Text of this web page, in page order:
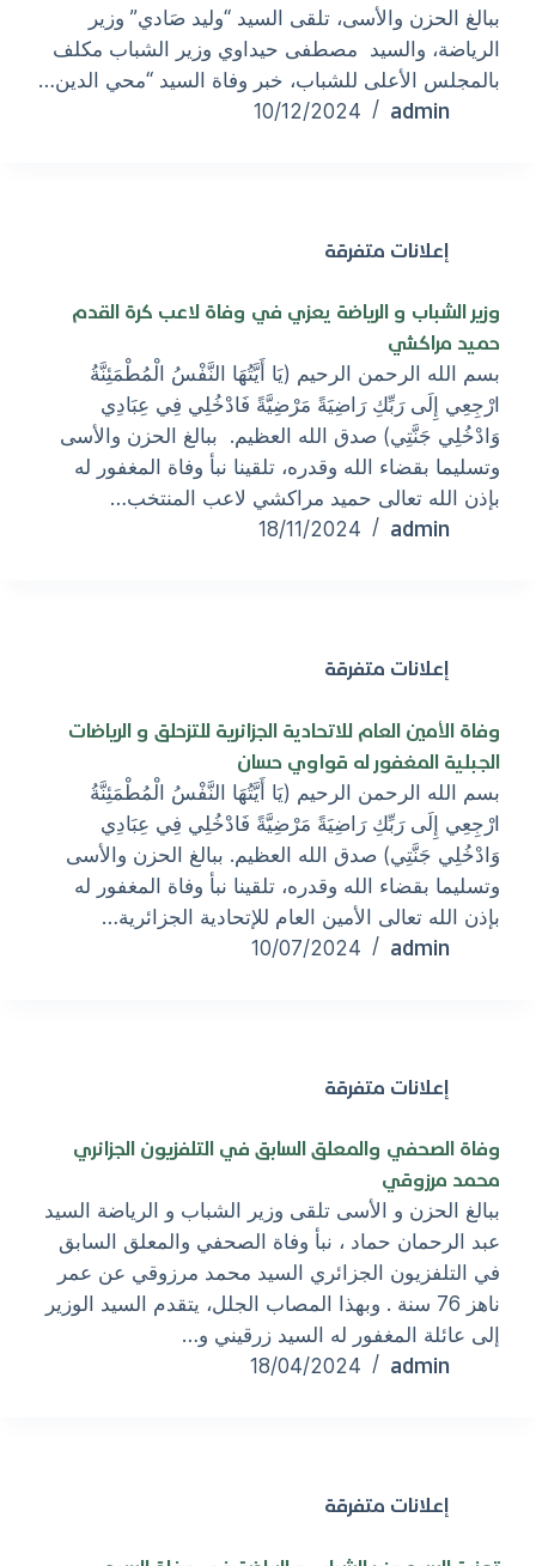
ببالغ الحزن والأسى، تلقى السيد “وليد صَادي” وزير
الرياضة، والسيد مصطفى حيداوي وزير الشباب مكلف
بالمجلس الأعلى للشباب، خبر وفاة السيد “محي الدين…
admin
10/12/2024
إعلانات متفرقة
وزير الشباب و الرياضة يعزي في وفاة لاعب كرة القدم
حميد مراكشي
بسم الله الرحمن الرحيم (يَا أَيَّتُهَا النَّفْسُ الْمُطْمَئِنَّةُ
ارْجِعِي إِلَى رَبِّكِ رَاضِيَةً مَرْضِيَّةً فَادْخُلِي فِي عِبَادِي
وَادْخُلِي جَنَّتِي) صدق الله العظيم. ببالغ الحزن والأسى
وتسليما بقضاء الله وقدره، تلقينا نبأ وفاة المغفور له
بإذن الله تعالى حميد مراكشي لاعب المنتخب…
admin
18/11/2024
إعلانات متفرقة
وفاة الأمين العام للاتحادية الجزائرية للتزحلق و الرياضات
الجبلية المغفور له قواوي حسان
بسم الله الرحمن الرحيم (يَا أَيَّتُهَا النَّفْسُ الْمُطْمَئِنَّةُ
ارْجِعِي إِلَى رَبِّكِ رَاضِيَةً مَرْضِيَّةً فَادْخُلِي فِي عِبَادِي
وَادْخُلِي جَنَّتِي) صدق الله العظيم. ببالغ الحزن والأسى
وتسليما بقضاء الله وقدره، تلقينا نبأ وفاة المغفور له
بإذن الله تعالى الأمين العام للإتحادية الجزائرية…
admin
10/07/2024
إعلانات متفرقة
وفاة الصحفي والمعلق السابق في التلفزيون الجزائري
محمد مرزوقي
ببالغ الحزن و الأسى تلقى وزير الشباب و الرياضة السيد
عبد الرحمان حماد ، نبأ وفاة الصحفي والمعلق السابق
في التلفزيون الجزائري السيد محمد مرزوقي عن عمر
ناهز 76 سنة . وبهذا المصاب الجلل، يتقدم السيد الوزير
إلى عائلة المغفور له السيد زرقيني و…
admin
18/04/2024
إعلانات متفرقة